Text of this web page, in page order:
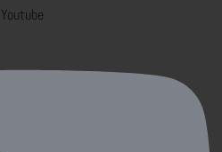
Youtube